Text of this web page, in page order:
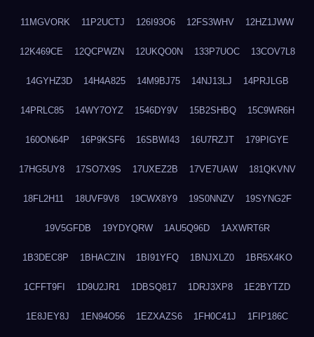
11MGVORK 11P2UCTJ 126I93O6 12FS3WHV 12HZ1JWW
12K469CE 12QCPWZN 12UKQO0N 133P7UOC 13COV7L8
14GYHZ3D 14H4A825 14M9BJ75 14NJ13LJ 14PRJLGB
14PRLC85 14WY7OYZ 1546DY9V 15B2SHBQ 15C9WR6H
160ON64P 16P9KSF6 16SBWI43 16U7RZJT 179PIGYE
17HG5UY8 17SO7X9S 17UXEZ2B 17VE7UAW 181QKVNV
18FL2H11 18UVF9V8 19CWX8Y9 19S0NNZV 19SYNG2F
19V5GFDB 19YDYQRW 1AU5Q96D 1AXWRT6R
1B3DEC8P 1BHACZIN 1BI91YFQ 1BNJXLZ0 1BR5X4KO
1CFFT9FI 1D9U2JR1 1DBSQ817 1DRJ3XP8 1E2BYTZD
1E8JEY8J 1EN94O56 1EZXAZS6 1FH0C41J 1FIP186C